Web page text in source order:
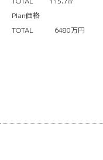
Plan価格
TOTAL 6480万円